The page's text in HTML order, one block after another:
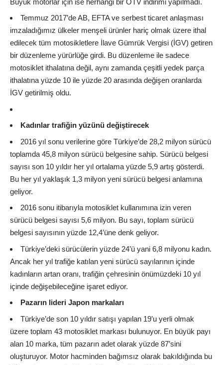
Temmuz 2017’de AB, EFTA ve serbest ticaret anlaşması
imzaladığımız ülkeler menşeli ürünler hariç olmak üzere ithal
edilecek tüm motosikletlere İlave Gümrük Vergisi (İGV) getiren
bir düzenleme yürürlüğe girdi. Bu düzenleme ile sadece
motosiklet ithalatına değil, aynı zamanda çeşitli yedek parça
ithalatına yüzde 10 ile yüzde 20 arasında değişen oranlarda
İGV getirilmiş oldu.
Kadınlar trafiğin yüzünü değiştirecek
2016 yıl sonu verilerine göre Türkiye’de 28,2 milyon sürücü
toplamda 45,8 milyon sürücü belgesine sahip. Sürücü belgesi
sayısı son 10 yıldır her yıl ortalama yüzde 5,9 artış gösterdi.
Bu her yıl yaklaşık 1,3 milyon yeni sürücü belgesi anlamına
geliyor.
2016 sonu itibarıyla motosiklet kullanımına izin veren
sürücü belgesi sayısı 5,6 milyon. Bu sayı, toplam sürücü
belgesi sayısının yüzde 12,4’üne denk geliyor.
Türkiye’deki sürücülerin yüzde 24’ü yani 6,8 milyonu kadın.
Ancak her yıl trafiğe katılan yeni sürücü sayılarının içinde
kadınların artan oranı, trafiğin çehresinin önümüzdeki 10 yıl
içinde değişebileceğine işaret ediyor.
Pazarın lideri Japon markaları
Türkiye’de son 10 yıldır satışı yapılan 19’u yerli olmak
üzere toplam 43 motosiklet markası bulunuyor. En büyük payı
alan 10 marka, tüm pazarın adet olarak yüzde 87’sini
oluşturuyor. Motor hacminden bağımsız olarak bakıldığında bu